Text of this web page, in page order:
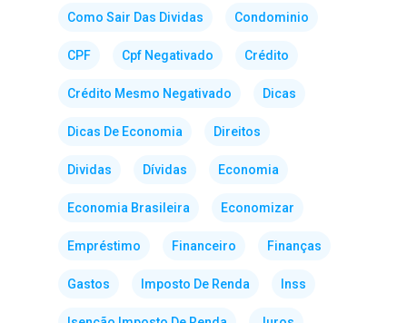
Como Sair Das Dividas Condominio
CPF Cpf Negativado Crédito
Crédito Mesmo Negativado Dicas
Dicas De Economia Direitos
Dividas Dívidas Economia
Economia Brasileira Economizar
Empréstimo Financeiro Finanças
Gastos Imposto De Renda Inss